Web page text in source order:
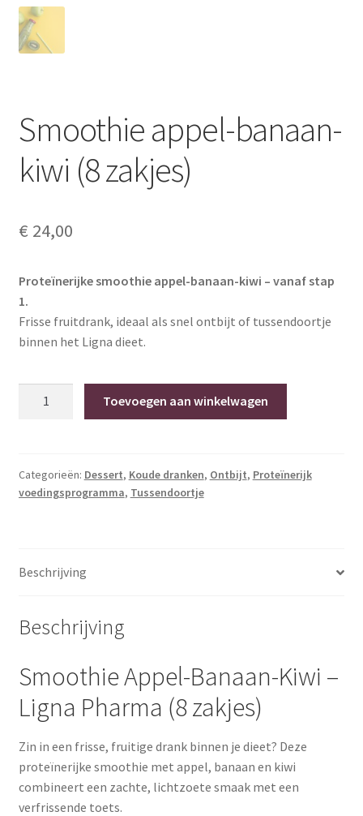
Smoothie appel-banaan-
kiwi (8 zakjes)
€ 24,00
Proteïnerijke smoothie appel-banaan-kiwi – vanaf stap
1.
Frisse fruitdrank, ideaal als snel ontbijt of tussendoortje
binnen het Ligna dieet.
(8
zakjes)
Toevoegen aan winkelwagen
Categorieën: Dessert, Koude dranken, Ontbijt, Proteïnerijk
voedingsprogramma, Tussendoortje
Beschrijving
Beschrijving
Smoothie Appel-Banaan-Kiwi –
Ligna Pharma (8 zakjes)
Zin in een frisse, fruitige drank binnen je dieet? Deze
proteïnerijke smoothie met appel, banaan en kiwi
combineert een zachte, lichtzoete smaak met een
verfrissende toets.